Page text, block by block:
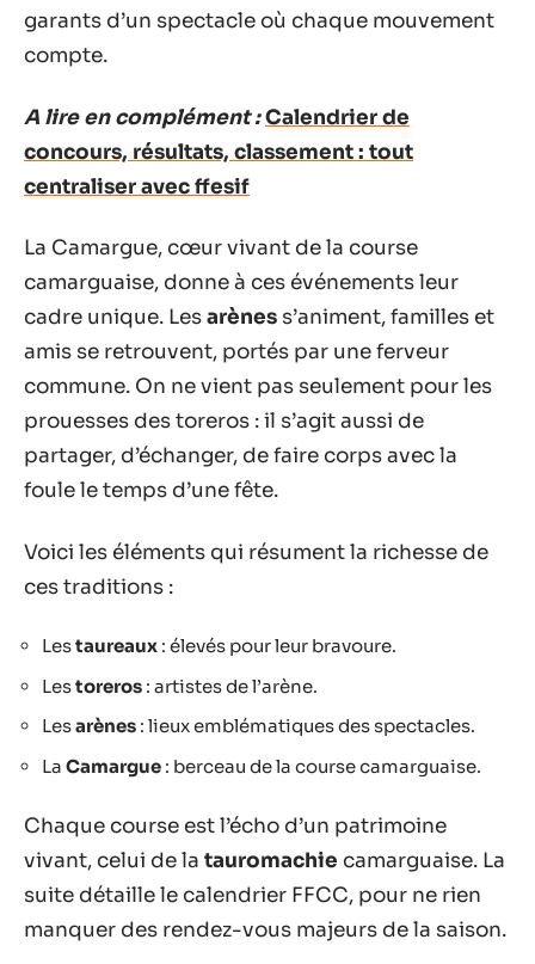
garants d’un spectacle où chaque mouvement
compte.
A lire en complément :Calendrier de
concours, résultats, classement : tout
centraliser avec ffesif
La Camargue, cœur vivant de la course
camarguaise, donne à ces événements leur
cadre unique. Lesarènes s’animent, familles et
amis se retrouvent, portés par une ferveur
commune. On ne vient pas seulement pour les
prouesses des toreros : il s’agit aussi de
partager, d’échanger, de faire corps avec la
foule le temps d’une fête.
Voici les éléments qui résument la richesse de
ces traditions :
Lestaureaux : élevés pour leur bravoure.
Lestoreros : artistes de l’arène.
Lesarènes : lieux emblématiques des spectacles.
La Camargue : berceau de la course camarguaise.
Chaque course est l’écho d’un patrimoine
vivant, celui de la tauromachie camarguaise. La
suite détaille le calendrier FFCC, pour ne rien
manquer des rendez-vous majeurs de la saison.